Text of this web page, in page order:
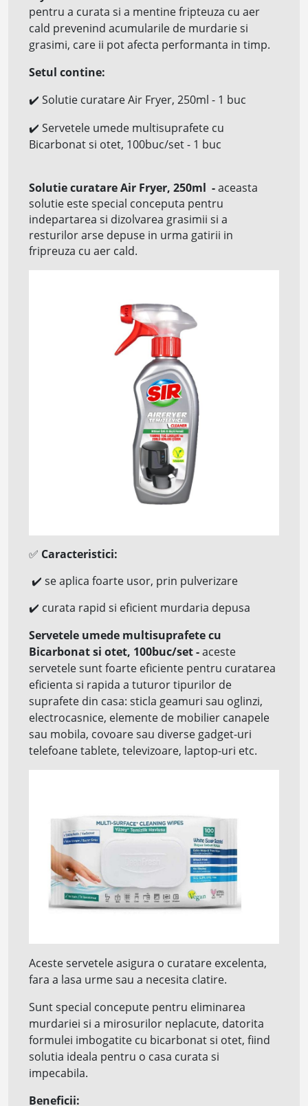
pentru a curata si a mentine fripteuza cu aer
cald prevenind acumularile de murdarie si
grasimi, care ii pot afecta performanta in timp.
Setul contine:
✔️ Solutie curatare Air Fryer, 250ml - 1 buc
✔️ Servetele umede multisuprafete cu
Bicarbonat si otet, 100buc/set - 1 buc
Solutie curatare Air Fryer, 250ml -aceasta
solutie este special conceputa pentru
indepartarea si dizolvarea grasimii si a
resturilor arse depuse in urma gatirii in
fripreuza cu aer cald.
✅ Caracteristici:
✔️ se aplica foarte usor, prin pulverizare
✔️ curata rapid si eficient murdaria depusa
Servetele umede multisuprafete cu
Bicarbonat si otet, 100buc/set-aceste
servetele sunt foarte eficiente pentru curatarea
eficienta si rapida a tuturor tipurilor de
suprafete din casa: sticla geamuri sau oglinzi,
electrocasnice, elemente de mobilier canapele
sau mobila, covoare sau diverse gadget-uri
telefoane tablete, televizoare, laptop-uri etc.
Aceste servetele asigura o curatare excelenta,
fara a lasa urme sau a necesita clatire.
Sunt special concepute pentru eliminarea
murdariei si a mirosurilor neplacute, datorita
formulei imbogatite cu bicarbonat si otet, fiind
solutia ideala pentru o casa curata si
impecabila.
Beneficii: